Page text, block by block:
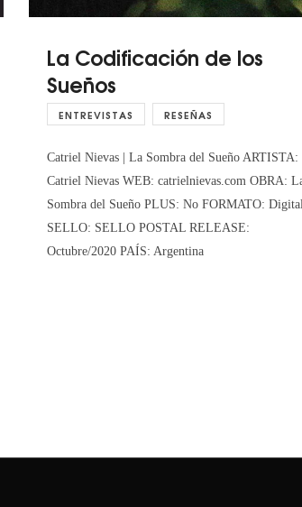
La Codificación de los
Sueños
ENTREVISTAS RESEÑAS
Catriel Nievas | La Sombra del Sueño ARTISTA:
Catriel Nievas WEB: catrielnievas.com OBRA:
Sombra del Sueño PLUS: No FORMATO: Digital
SELLO: SELLO POSTAL RELEASE:
Octubre/2020 PAÍS: Argentina